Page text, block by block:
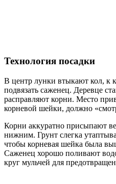
Технология посадки
В центр лунки втыкают кол, к
подвязать саженец. Деревце
расправляют корни. Место
корневой шейки, должно
Корни аккуратно присыпают
нижним. Грунт слегка
чтобы корневая шейка была
Саженец хорошо поливают
круг мульчей для